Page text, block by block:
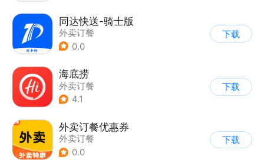
同达快送-骑士版
外卖订餐
0.0
下载
海底捞
外卖订餐
4.1
下载
外卖订餐优惠券
外卖订餐
0.0
下载